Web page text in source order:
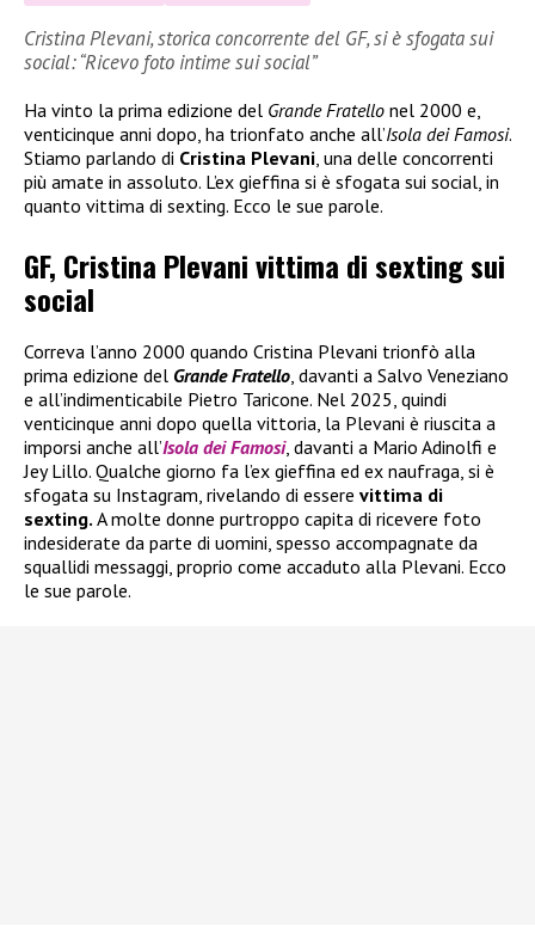
Cristina Plevani, storica concorrente del GF, si è sfogata sui
social: “Ricevo foto intime sui social”
Ha vinto la prima edizione del Grande Fratello nel 2000 e,
venticinque anni dopo, ha trionfato anche all’Isola dei Famosi.
Stiamo parlando di Cristina Plevani , una delle concorrenti
più amate in assoluto. L’ex gieffina si è sfogata sui social, in
quanto vittima di sexting. Ecco le sue parole.
GF, Cristina Plevani vittima di sexting sui
social
Correva l’anno 2000 quando Cristina Plevani trionfò alla
prima edizione del Grande Fratello , davanti a Salvo Veneziano
e all’indimenticabile Pietro Taricone. Nel 2025, quindi
venticinque anni dopo quella vittoria, la Plevani è riuscita a
imporsi anche all’Isola dei Famosi, davanti a Mario Adinolfi e
Jey Lillo. Qualche giorno fa l’ex gieffina ed ex naufraga, si è
sfogata su Instagram, rivelando di essere vittima di
sexting. A molte donne purtroppo capita di ricevere foto
indesiderate da parte di uomini, spesso accompagnate da
squallidi messaggi, proprio come accaduto alla Plevani. Ecco
le sue parole.